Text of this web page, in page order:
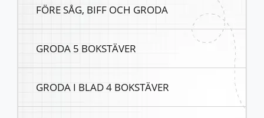
FÖRE SÅG, BIFF OCH GRODA
GRODA 5 BOKSTÄVER
GRODA I BLAD 4 BOKSTÄVER